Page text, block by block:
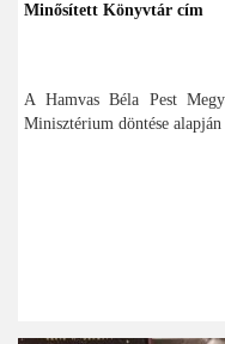
Minősített Könyvtár cím
A Hamvas Béla Pest
Minisztérium döntése